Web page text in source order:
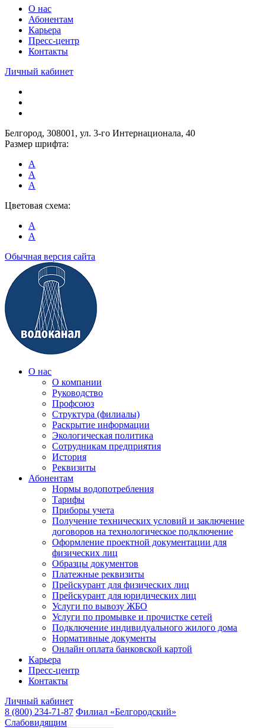
О нас
Абонентам
Карьера
Пресс-центр
Контакты
Личный кабинет
Белгород, 308001, ул. 3-го Интернационала, 40
Размер шрифта:
A
A
A
Цветовая схема:
A
A
Обычная версия сайта
О нас
О компании
Руководство
Профсоюз
Структура (филиалы)
Раскрытие информации
Экологическая политика
Сотрудникам предприятия
История
Реквизиты
Абонентам
Нормы водопотребления
Тарифы
Приборы учета
Получение технических условий и заключение
договоров на технологическое подключение
Оформление проектной документации для
физических лиц
Образцы документов
Платежные реквизиты
Прейскурант для физических лиц
Прейскурант для юридических лиц
Услуги по вывозу ЖБО
Услуги по промывке и прочистке сетей
Подключение индивидуального жилого дома
Нормативные документы
Онлайн оплата банковской картой
Карьера
Пресс-центр
Контакты
Личный кабинет
8 (800) 234-71-87 Филиал «Белгородский»
Слабовидящим